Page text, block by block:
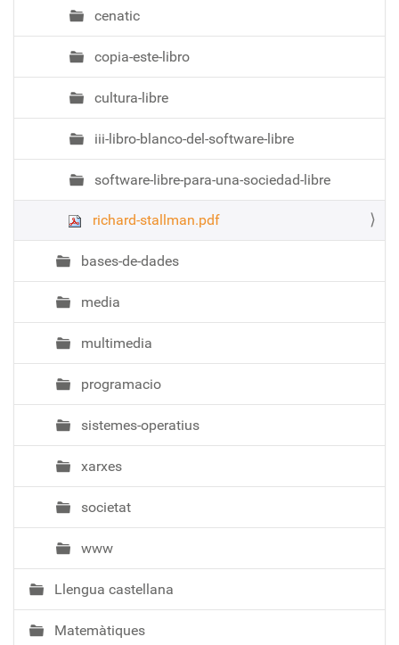
cenatic
copia-este-libro
cultura-libre
iii-libro-blanco-del-software-libre
software-libre-para-una-sociedad-libre
richard-stallman.pdf
bases-de-dades
media
multimedia
programacio
sistemes-operatius
xarxes
societat
www
Llengua castellana
Matemàtiques